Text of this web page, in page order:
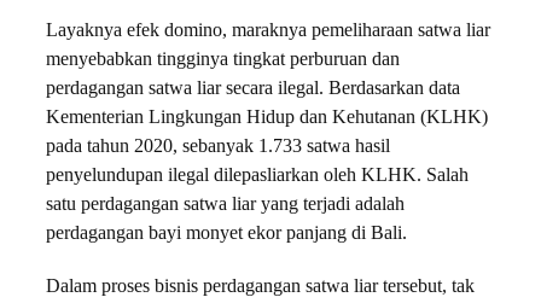
Layaknya efek domino, maraknya pemeliharaan satwa liar
menyebabkan tingginya tingkat perburuan dan
perdagangan satwa liar secara ilegal. Berdasarkan data
Kementerian Lingkungan Hidup dan Kehutanan (KLHK)
pada tahun 2020, sebanyak 1.733 satwa hasil
penyelundupan ilegal dilepasliarkan oleh KLHK. Salah
satu perdagangan satwa liar yang terjadi adalah
perdagangan bayi monyet ekor panjang di Bali.
Dalam proses bisnis perdagangan satwa liar tersebut, tak